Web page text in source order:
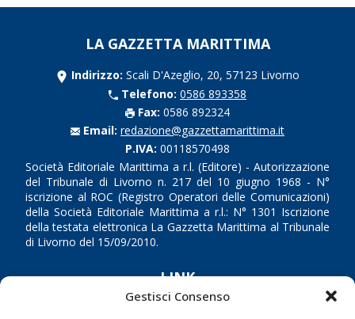
Gestisci Consenso
LA GAZZETTA MARITTIMA
Indirizzo: Scali D'Azeglio, 20, 57123 Livorno
Telefono: 0586 893358
Fax: 0586 892324
Email: redazione@gazzettamarittima.it
P.IVA: 00118570498
Società Editoriale Marittima a r.l. (Editore) - Autorizzazione
del Tribunale di Livorno n. 217 del 10 giugno 1968 - N°
iscrizione al ROC (Registro Operatori delle Comunicazioni)
della Società Editoriale Marittima a r.l.: N° 1301 Iscrizione
della testata elettronica La Gazzetta Marittima al Tribunale
di Livorno del 15/09/2010.
LINK